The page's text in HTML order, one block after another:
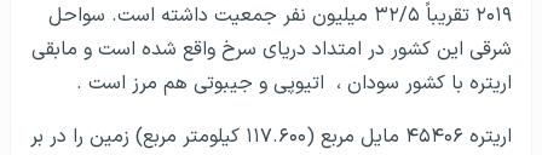
۲۰۱۹ تقریباً ۳۲/۵ میلیون نفر جمعیت داشته است. سواحل
شرقی این کشور در امتداد دریای سرخ واقع شده است و مابقی
اریتره با کشور سودان ، اتیوپی و جیبوتی هم مرز است .
اریتره ۴۵۴۰۶ مایل مربع (۱۱۷.۶۰۰ کیلومتر مربع) زمین را در بر